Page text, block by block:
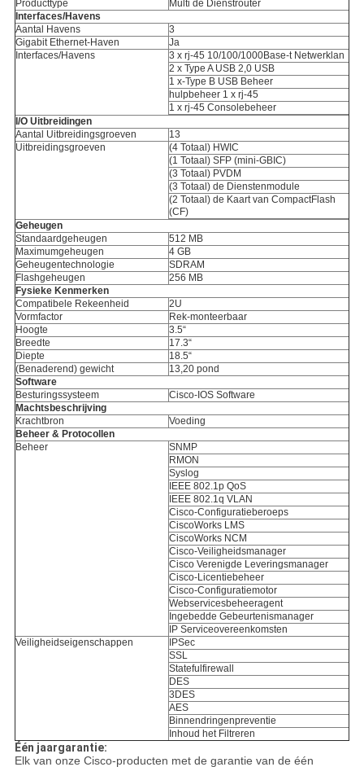
Producttype
Multi de Dienstrouter
Interfaces/Havens
Aantal Havens
3
Gigabit Ethernet-Haven
Ja
Interfaces/Havens
3 x rj-45 10/100/1000Base-t Netwerklan
2 x Type A USB 2,0 USB
1 x-Type B USB Beheer
hulpbeheer 1 x rj-45
1 x rj-45 Consolebeheer
I/O Uitbreidingen
Aantal Uitbreidingsgroeven
13
Uitbreidingsgroeven
(4 Totaal) HWIC
(1 Totaal) SFP (mini-GBIC)
(3 Totaal) PVDM
(3 Totaal) de Dienstenmodule
(2 Totaal) de Kaart van CompactFlash
(CF)
Geheugen
Standaardgeheugen
512 MB
Maximumgeheugen
4 GB
Geheugentechnologie
SDRAM
Flashgeheugen
256 MB
Fysieke Kenmerken
Compatibele Rekeenheid
2U
Vormfactor
Rek-monteerbaar
Hoogte
3.5“
Breedte
17.3“
Diepte
18.5“
(Benaderend) gewicht
13,20 pond
Software
Besturingssysteem
Cisco-IOS Software
Machtsbeschrijving
Krachtbron
Voeding
Beheer & Protocollen
Beheer
SNMP
RMON
Syslog
IEEE 802.1p QoS
IEEE 802.1q VLAN
Cisco-Configuratieberoeps
CiscoWorks LMS
CiscoWorks NCM
Cisco-Veiligheidsmanager
Cisco Verenigde Leveringsmanager
Cisco-Licentiebeheer
Cisco-Configuratiemotor
Webservicesbeheeragent
Ingebedde Gebeurtenismanager
IP Serviceovereenkomsten
Veiligheidseigenschappen
IPSec
SSL
Statefulfirewall
DES
3DES
AES
Binnendringenpreventie
Inhoud het Filtreren
Één jaargarantie:
Elk van onze Cisco-producten met de garantie van de één